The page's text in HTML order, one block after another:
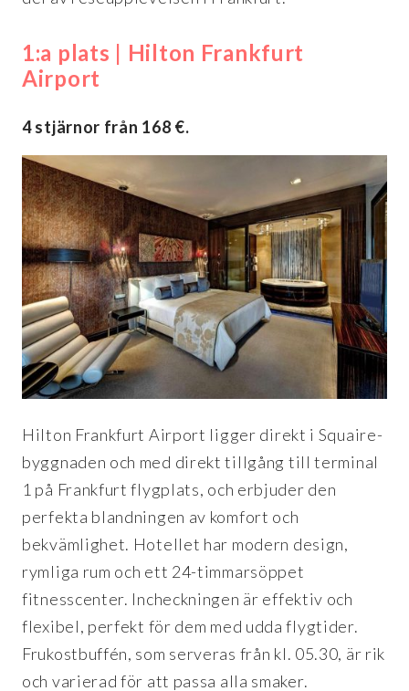
1:a plats | Hilton Frankfurt
Airport
4 stjärnor från 168 €.
Hilton Frankfurt Airport ligger direkt i Squaire-
byggnaden och med direkt tillgång till terminal
1 på Frankfurt flygplats, och erbjuder den
perfekta blandningen av komfort och
bekvämlighet. Hotellet har modern design,
rymliga rum och ett 24-timmarsöppet
fitnesscenter. Incheckningen är effektiv och
flexibel, perfekt för dem med udda flygtider.
Frukostbuffén, som serveras från kl. 05.30, är rik
och varierad för att passa alla smaker.